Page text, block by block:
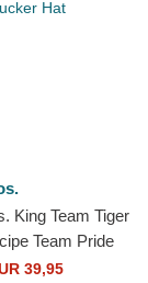
King Team Tiger
Team Pride
White and
39,95